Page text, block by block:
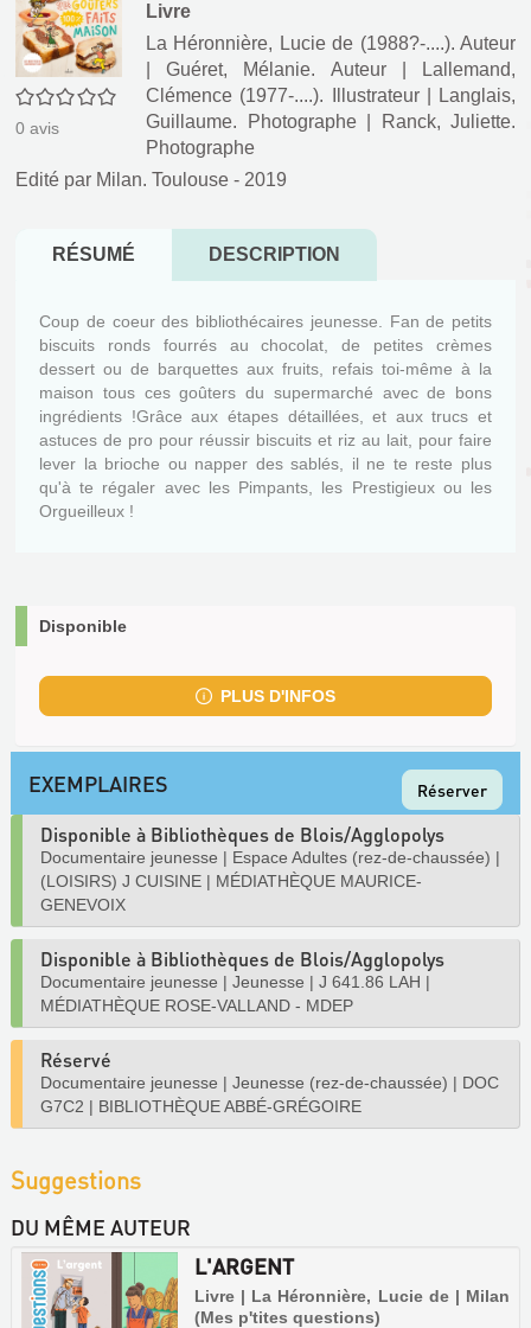
0/5
0 avis
Livre
La Héronnière, Lucie de (1988?-....). Auteur
|Guéret, Mélanie. Auteur|
Lallemand,
Clémence (1977-....). Illustrateur|
Langlais,
Guillaume. Photographe|
Ranck, Juliette.
Photographe
Edité par Milan. Toulouse - 2019
RÉSUMÉ DESCRIPTION
Coup de coeur des bibliothécaires jeunesse. Fan de petits
biscuits ronds fourrés au chocolat, de petites crèmes
dessert ou de barquettes aux fruits, refais toi-même à la
maison tous ces goûters du supermarché avec de bons
ingrédients !Grâce aux étapes détaillées, et aux trucs et
astuces de pro pour réussir biscuits et riz au lait, pour faire
lever la brioche ou napper des sablés, il ne te reste plus
qu'à te régaler avec les Pimpants, les Prestigieux ou les
Orgueilleux !
Disponible
PLUS D'INFOS
EXEMPLAIRES Réserver
Disponible à Bibliothèques de Blois/Agglopolys
Documentaire jeunesse | Espace Adultes (rez-de-chaussée) |
(LOISIRS) J CUISINE | MÉDIATHÈQUE MAURICE-
GENEVOIX
Disponible à Bibliothèques de Blois/Agglopolys
Documentaire jeunesse | Jeunesse | J 641.86 LAH |
MÉDIATHÈQUE ROSE-VALLAND - MDEP
Réservé
Documentaire jeunesse | Jeunesse (rez-de-chaussée) | DOC
G7C2 | BIBLIOTHÈQUE ABBÉ-GRÉGOIRE
Suggestions
DU MÊME AUTEUR
L'ARGENT
Livre | La Héronnière, Lucie de | Milan
(Mes p'tites questions)